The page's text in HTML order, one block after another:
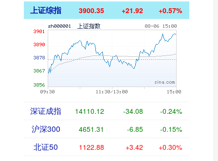
上证综指 3900.35 +21.92 +0.57%
深证成指 14110.12 -34.08 -0.24%
沪深300 4651.31 -6.85 -0.15%
北证50 1122.88 +3.42 +0.30%